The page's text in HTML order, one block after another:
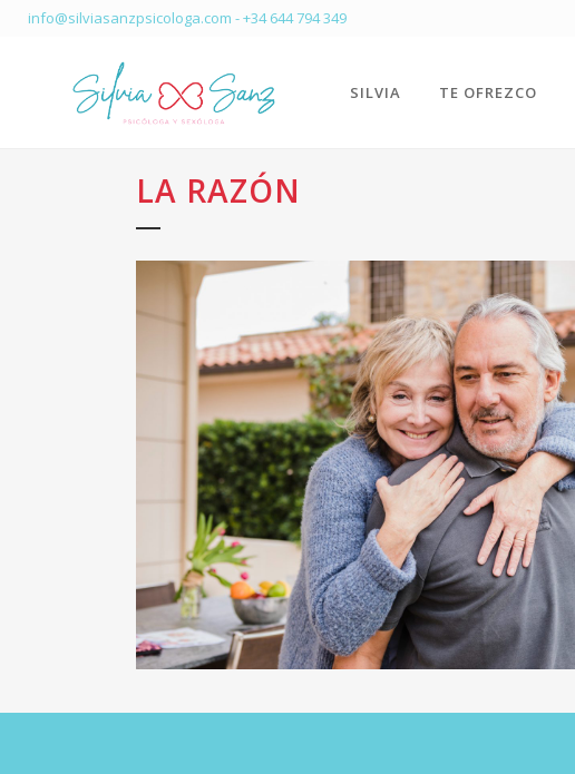
info@silviasanzpsicologa.com -+34 644 794 349
SILVIA TE OFREZCO
LA RAZÓN